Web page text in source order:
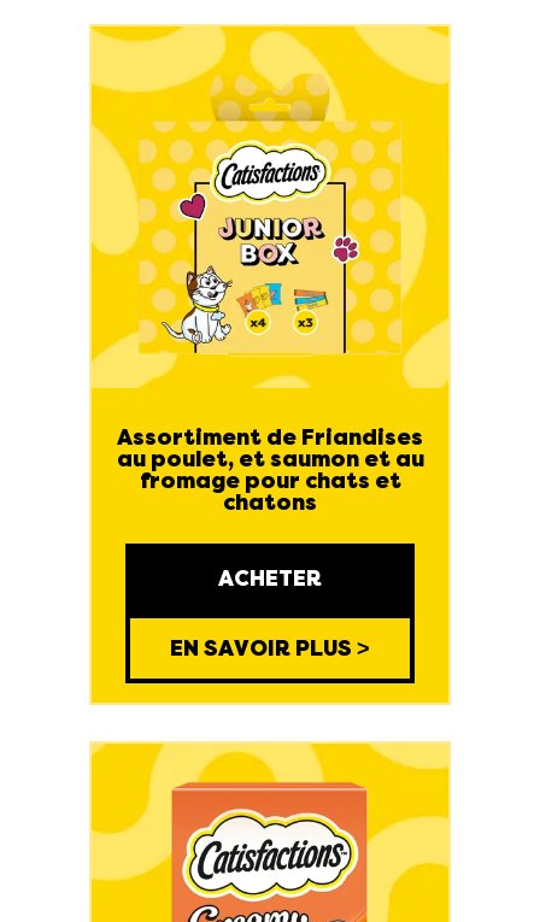
Assortiment de Friandises
au poulet, et saumon et au
fromage pour chats et
chatons
ACHETER
EN SAVOIR PLUS >